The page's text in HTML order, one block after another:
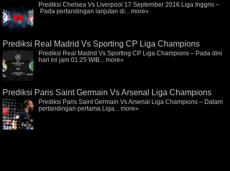
Prediksi Chelsea Vs Liverpool 17 September 2016 Liga Inggris –
Pada pertandingan lanjutan di... more»
Prediksi Real Madrid Vs Sporting CP Liga Champions
Prediksi Real Madrid Vs Sporting CP Liga Champions – Pada dini
hari ini jam 01:25 WIB... more»
Prediksi Paris Saint Germain Vs Arsenal Liga Champions
Prediksi Paris Saint Germain Vs Arsenal Liga Champions – Dalam
pertandingan pertama Liga... more»